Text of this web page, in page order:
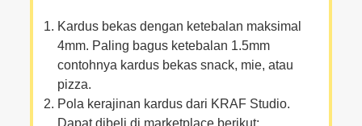
Kardus bekas dengan ketebalan maksimal
4mm. Paling bagus ketebalan 1.5mm
contohnya kardus bekas snack, mie, atau
pizza.
Pola kerajinan kardus dari KRAF Studio.
Dapat dibeli di marketplace berikut: